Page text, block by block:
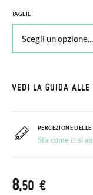
TAGLIE
VEDI LA GUIDA ALLE
PERCEZIONE DELLE
Sta come ci si
8,50 €